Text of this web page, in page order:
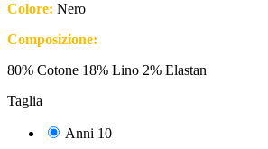
Colore: Nero
Composizione:
80% Cotone 18% Lino 2% Elastan
Taglia
Anni 10